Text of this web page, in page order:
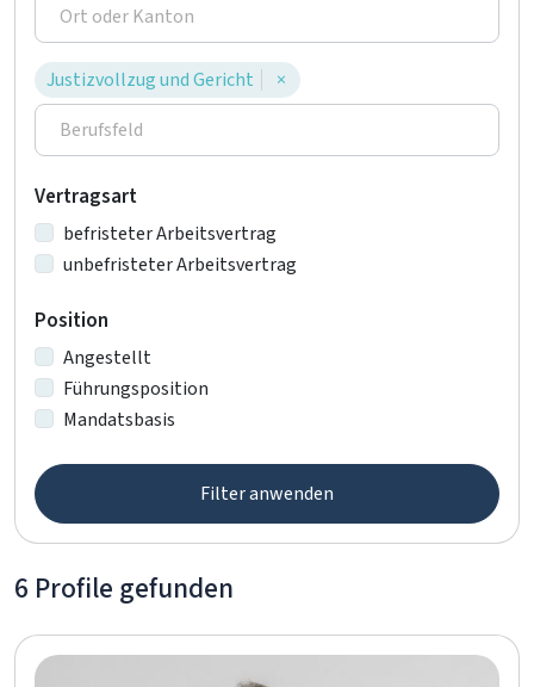
Justizvollzug und Gericht ×
Vertragsart
befristeter Arbeitsvertrag
unbefristeter Arbeitsvertrag
Position
Angestellt
Führungsposition
Mandatsbasis
Filter anwenden
6 Profile gefunden